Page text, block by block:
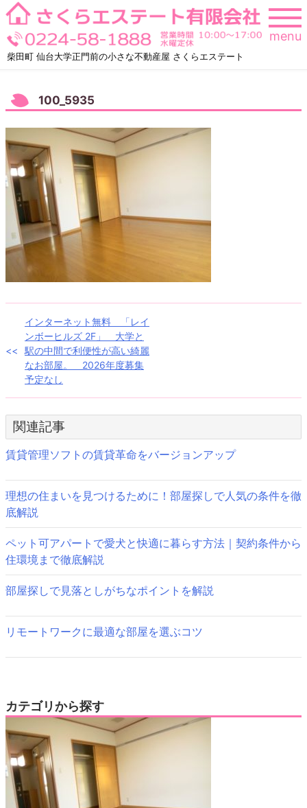
Skip
to
content
柴田町 仙台大学正門前の小さな不動産屋 さくらエステート
menu
100_5935
稿
ビ
ゲ
ー
ョ
ン
インターネット無料 「レイ
ンボーヒルズ 2F」 大学と
駅の中間で利便性が高い綺麗
なお部屋。 2026年度募集
予定なし
関連記事
賃貸管理ソフトの賃貸革命をバージョンアップ
理想の住まいを見つけるために！部屋探しで人気の条件を徹
底解説
ペット可アパートで愛犬と快適に暮らす方法｜契約条件から
住環境まで徹底解説
部屋探しで見落としがちなポイントを解説
リモートワークに最適な部屋を選ぶコツ
カテゴリから探す